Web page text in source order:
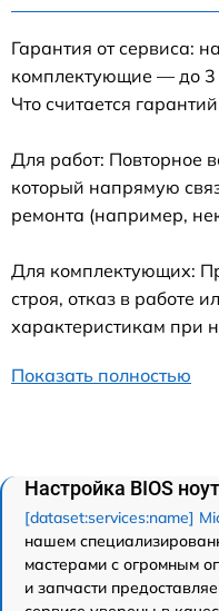
Гарантия от сервиса:
комплектующие — до 3
Что считается
Для работ: Повторное
который напрямую
ремонта (например,
Для комплектующих:
строя, отказ в работе
характеристикам при
Показать полностью
Настройка BIOS
[dataset:services:name]
нашем
мастерами с огромным
и запчасти